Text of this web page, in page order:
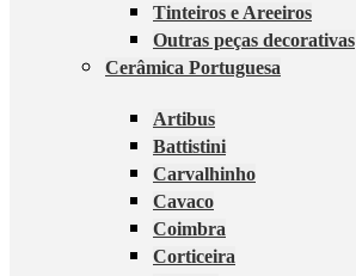
Tinteiros e Areeiros
Outras peças decorativas
Cerâmica Portuguesa
Artibus
Battistini
Carvalhinho
Cavaco
Coimbra
Corticeira